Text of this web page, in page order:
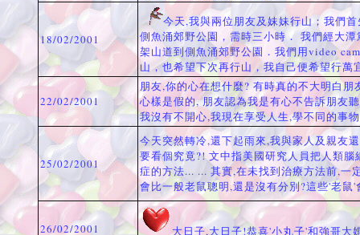
18/02/2001
今天,我與兩位朋友及妹妹行山；我們
側魚涌郊野公園，需時三小時． 我們經大
架山道到側魚涌郊野公園．我們用video
山，也希望下次再行山，我自己便希望行萬
22/02/2001
朋友,你的心在想什麼? 有時真的不大明白
心樣是假的, 朋友認為我是有心不告訴朋友
我沒有不開心,我現在享受人生,學不同的事
25/02/2001
今天突然轉冷,還下起雨來,我與家人及親友
要看個究竟?! 文中指美國研究人員把人類
症的方法... ... 其實,在未找到治療方法前,一
會比一般老鼠聰明,還是沒有分別?這些'老
26/02/2001
大日子,大日子!恭喜'小丸子'和強哥大